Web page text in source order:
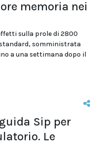
memoria nei
sulla prole di 2800
somministrata
a una settimana dopo il
Sip per
Le